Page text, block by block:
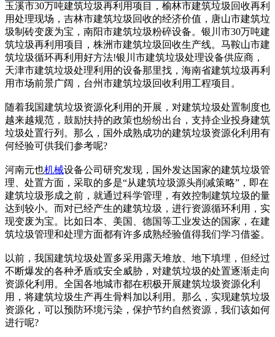
玉溪市30万吨建筑垃圾再利用项目，榆林市建筑垃圾回收再利
用处理现场，吉林市建筑垃圾回收的经济价值，唐山市建筑垃
圾制砖变废为宝，南阳市建筑垃圾粉碎设备。银川市30万吨建
筑垃圾再利用项目，株洲市建筑垃圾回收生产线。马鞍山市建
筑垃圾循环再利用好方法!银川市建筑垃圾处理设备供应商，
天津市建筑垃圾处理利用的设备那里找，海南省建筑垃圾再利
用市场前景广阔，台州市建筑垃圾回收利用工程项目。
随着我国建筑垃圾资源化利用的开展，对建筑垃圾处置制度也
越来越规范，鼓励扶持的政策也纷纷出台，支持企业投身建筑
垃圾处置行列。那么，国外成熟成功的建筑垃圾资源化利用有
何经验可供我们参考呢?
河南元也机械设备公司研究发现，国外发达国家的建筑垃圾管
理、处置方面，采取的多是“从建筑垃圾源头削减策略”，即在
建筑垃圾形成之前，就通过科学管理，有效控制建筑垃圾的量
达到较小。而对已经产生的建筑垃圾，进行资源循环利用，实
现变废为宝。比如日本、美国、德国等工业发达的国家，在建
筑垃圾管理和处理方面都有许多成熟经验值得我们学习借鉴。
以前，我国建筑垃圾处置多采用露天堆放、地下填埋，但经过
不断爆发的各种矛盾或安全威胁，对建筑垃圾的处置逐渐走向
资源化利用。全国各地城市都在积极开展建筑垃圾资源化利
用，将建筑垃圾生产再生骨料加以利用。那么，实现建筑垃圾
资源化，可以预防环境污染，保护节约自然资源，我们该如何
进行呢?